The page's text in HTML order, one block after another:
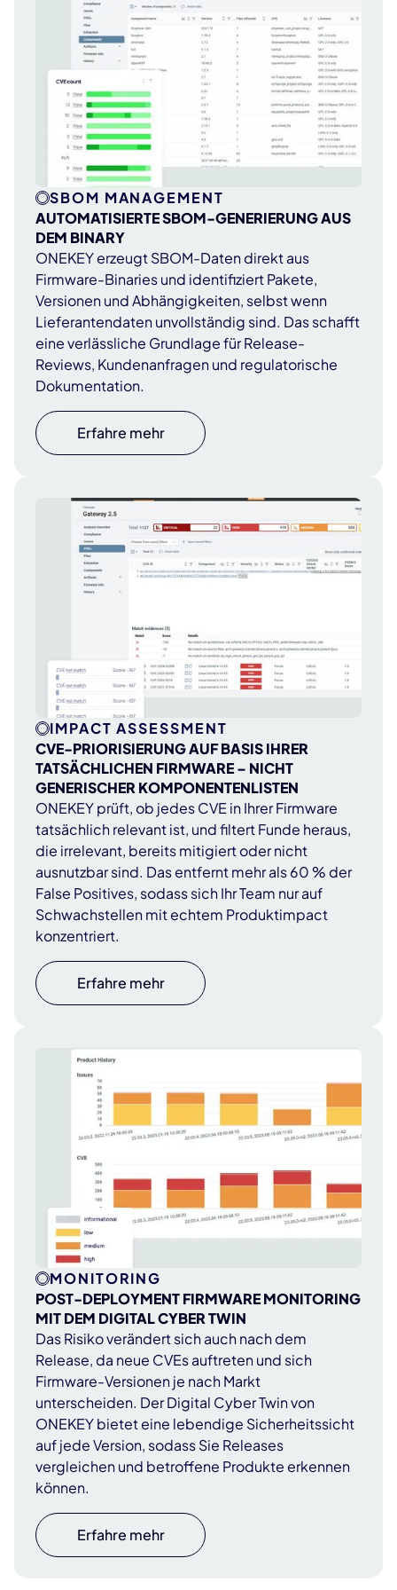
SBOM MANAGEMENT
AUTOMATISIERTE SBOM-GENERIERUNG AUS
DEM BINARY
ONEKEY erzeugt SBOM-Daten direkt aus
Firmware-Binaries und identifiziert Pakete,
Versionen und Abhängigkeiten, selbst wenn
Lieferantendaten unvollständig sind. Das schafft
eine verlässliche Grundlage für Release-
Reviews, Kundenanfragen und regulatorische
Dokumentation.
Erfahre mehr
IMPACT ASSESSMENT
CVE-PRIORISIERUNG AUF BASIS IHRER
TATSÄCHLICHEN FIRMWARE – NICHT
GENERISCHER KOMPONENTENLISTEN
ONEKEY prüft, ob jedes CVE in Ihrer Firmware
tatsächlich relevant ist, und filtert Funde heraus,
die irrelevant, bereits mitigiert oder nicht
ausnutzbar sind. Das entfernt mehr als 60 % der
False Positives, sodass sich Ihr Team nur auf
Schwachstellen mit echtem Produktimpact
konzentriert.
Erfahre mehr
MONITORING
POST-DEPLOYMENT FIRMWARE MONITORING
MIT DEM DIGITAL CYBER TWIN
Das Risiko verändert sich auch nach dem
Release, da neue CVEs auftreten und sich
Firmware-Versionen je nach Markt
unterscheiden. Der Digital Cyber Twin von
ONEKEY bietet eine lebendige Sicherheitssicht
auf jede Version, sodass Sie Releases
vergleichen und betroffene Produkte erkennen
können.
Erfahre mehr